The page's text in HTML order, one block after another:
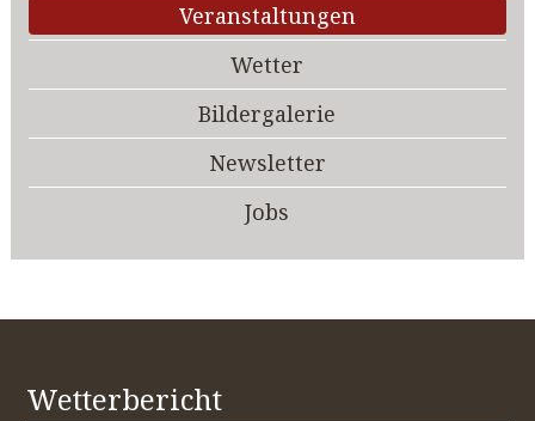
Veranstaltungen
Wetter
Bildergalerie
Newsletter
Jobs
Wetterbericht